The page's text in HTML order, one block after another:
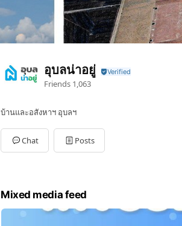
อุบลน่าอยู่
Friends 1,063
บ้านและอสังหาฯ อุบลฯ
Chat Posts
Mixed media feed